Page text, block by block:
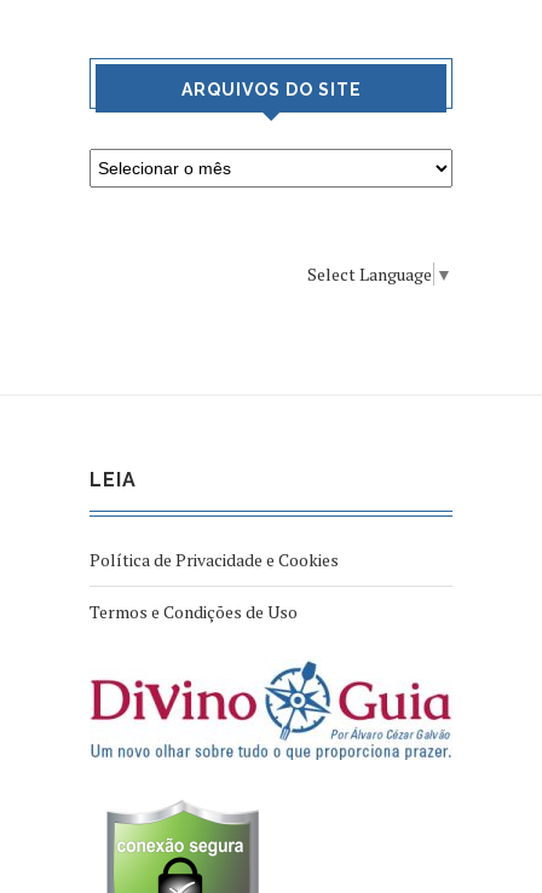
ARQUIVOS DO SITE
Select Language ▼
LEIA
Política de Privacidade e Cookies
Termos e Condições de Uso